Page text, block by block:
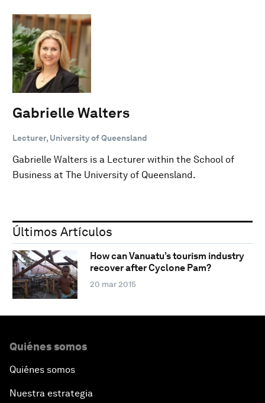
Gabrielle Walters
Lecturer, University of Queensland
Gabrielle Walters is a Lecturer within the School of
Business at The University of Queensland.
Últimos Artículos
How can Vanuatu’s tourism industry
recover after Cyclone Pam?
20 mar 2015
Quiénes somos
Quiénes somos
Nuestra estrategia